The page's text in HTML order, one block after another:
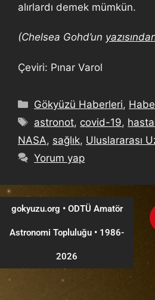
alırlardı demek mümkün.
(Chelsea Gohd’un
Çeviri: Pınar Varol
Gökyüzü Haberleri,
astronot, covid-19,
NASA, sağlık, Uluslararası
Yorum yap
gokyuzu.org • ODTÜ Amatör
Astronomi Topluluğu •1986-
2026